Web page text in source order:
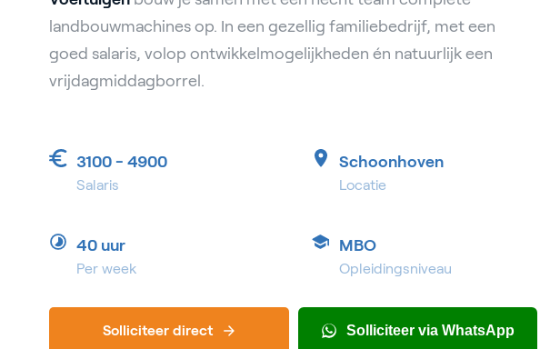
landbouwmachines op. In een gezellig familiebedrijf, met een
goed salaris, volop ontwikkelmogelijkheden én natuurlijk een
vrijdagmiddagborrel.
3100 - 4900
Salaris
Schoonhoven
Locatie
40 uur
Per week
MBO
Opleidingsniveau
Solliciteer direct Solliciteer via WhatsApp